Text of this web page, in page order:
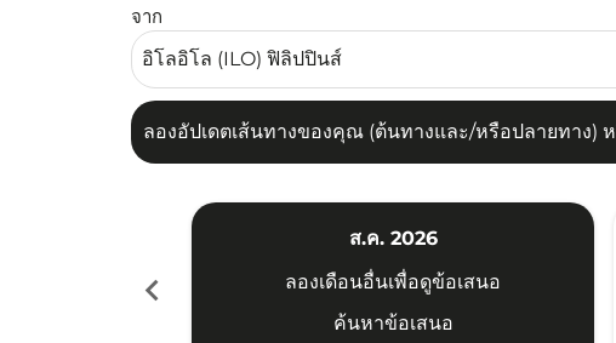
จาก
ลองอัปเดตเส้นทางของคุณ (ต้นทางและ/หรือปลายทาง)
chevron_left
ส.ค. 2026
ลองเดือนอื่นเพื่อดูข้อเสนอ
ค้นหาข้อเสนอ